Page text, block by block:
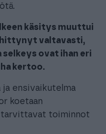
käsitys muuttui
valtavasti,
ovat ihan eri
kertoo.
ensivaikutelma
koetaan
tarvittavat toiminnot